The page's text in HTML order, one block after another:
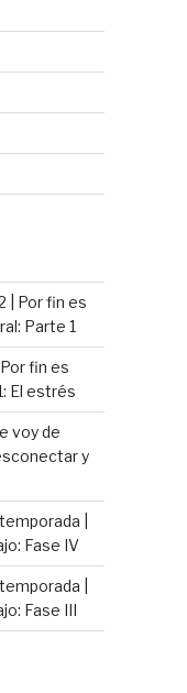
| Por fin es
Parte 1
fin es
El estrés
voy de
y
|
Fase IV
|
Fase III